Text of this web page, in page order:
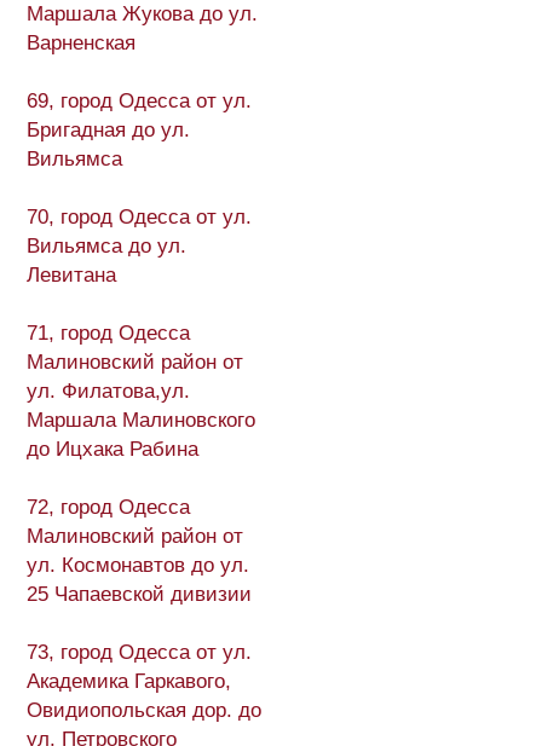
Маршала Жукова до ул.
Варненская
69, город Одесса от ул.
Бригадная до ул.
Вильямса
70, город Одесса от ул.
Вильямса до ул.
Левитана
71, город Одесса
Малиновский район от
ул. Филатова,ул.
Маршала Малиновского
до Ицхака Рабина
72, город Одесса
Малиновский район от
ул. Космонавтов до ул.
25 Чапаевской дивизии
73, город Одесса от ул.
Академика Гаркавого,
Овидиопольская дор. до
ул. Петровского